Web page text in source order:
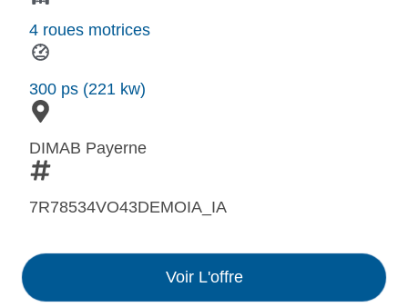
4 roues motrices
300 ps (221 kw)
DIMAB Payerne
7R78534VO43DEMOIA_IA
Voir L'offre